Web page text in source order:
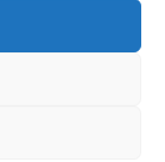
Grundschule